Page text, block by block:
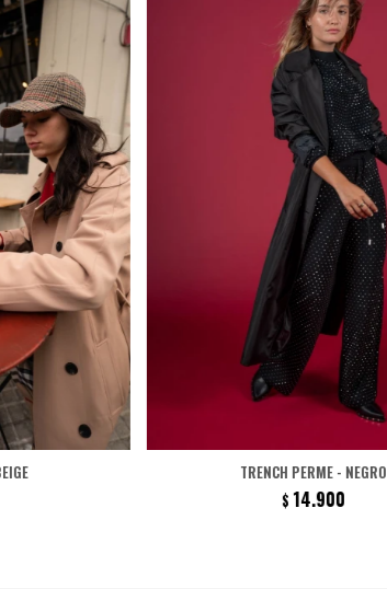
TRENCH PERME - NEGRO
$ 14.900